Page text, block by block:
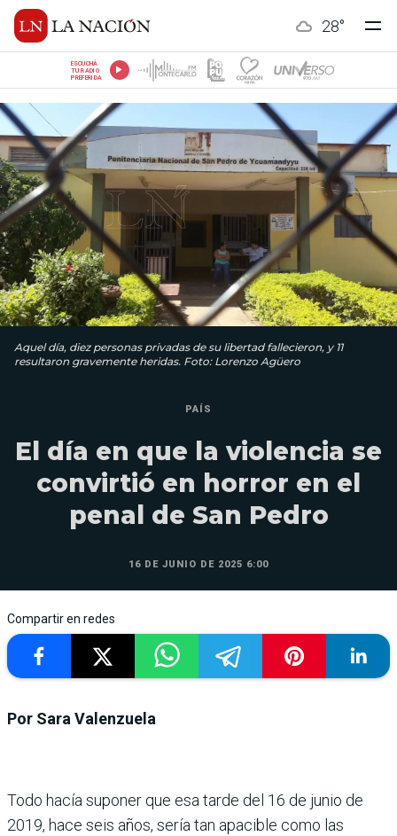
28°
ESCUCHÁ
TU RADIO
PREFERIDA
Aquel día, diez personas privadas de su libertad fallecieron, y 11
resultaron gravemente heridas. Foto: Lorenzo Agüero
PAÍS
El día en que la violencia se
convirtió en horror en el
penal de San Pedro
16 DE JUNIO DE 2025 6:00
Compartir en redes
Por Sara Valenzuela
Todo hacía suponer que esa tarde del 16 de junio de
2019, hace seis años, sería tan apacible como las